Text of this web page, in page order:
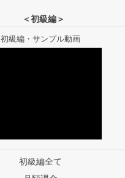
＜初級編＞
初級編・サンプル動画
初級編全て